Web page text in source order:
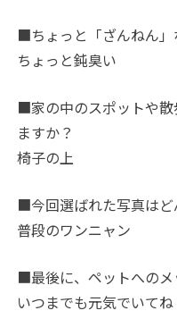
■ちょっと「ざんねん」
ちょっと鈍臭い
■家の中のスポットや散
ますか？
椅子の上
■今回選ばれた写真はど
普段のワンニャン
■最後に、ペットへの
いつまでも元気でいてね